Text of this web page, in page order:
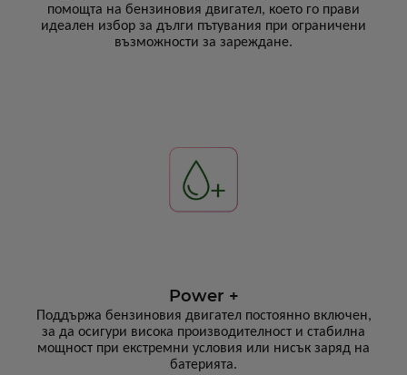
помощта на бензиновия двигател, което го прави
идеален избор за дълги пътувания при ограничени
възможности за зареждане.
Power +
Поддържа бензиновия двигател постоянно включен,
за да осигури висока производителност и стабилна
мощност при екстремни условия или нисък заряд на
батерията.